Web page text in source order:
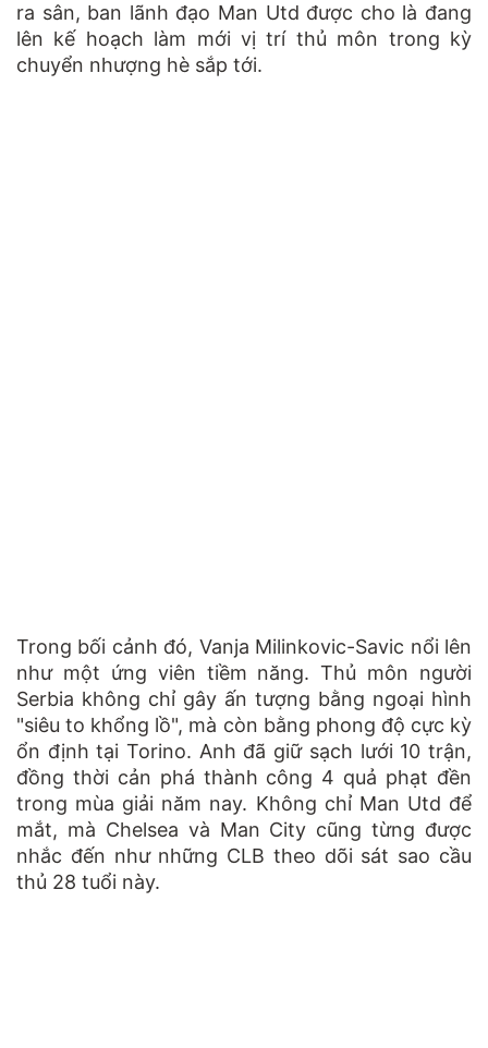
ra sân, ban lãnh đạo Man Utd được cho là đang
lên kế hoạch làm mới vị trí thủ môn trong kỳ
chuyển nhượng hè sắp tới.
Trong bối cảnh đó, Vanja Milinkovic-Savic nổi lên
như một ứng viên tiềm năng. Thủ môn người
Serbia không chỉ gây ấn tượng bằng ngoại hình
"siêu to khổng lồ", mà còn bằng phong độ cực kỳ
ổn định tại Torino. Anh đã giữ sạch lưới 10 trận,
đồng thời cản phá thành công 4 quả phạt đền
trong mùa giải năm nay. Không chỉ Man Utd để
mắt, mà Chelsea và Man City cũng từng được
nhắc đến như những CLB theo dõi sát sao cầu
thủ 28 tuổi này.